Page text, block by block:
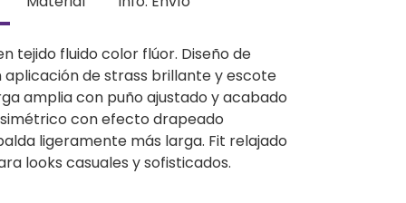
tejido fluido color flúor. Diseño de
aplicación de strass brillante y escote
amplia con puño ajustado y acabado
con efecto drapeado
ligeramente más larga. Fit relajado
looks casuales y sofisticados.